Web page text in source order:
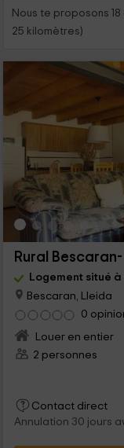
Nous te proposons
25 kilomètres)
Rural
Logement situé à
Bescaran, Lleida
0
Louer en entier
2 personnes
Contact direct
Annulation 30 jours